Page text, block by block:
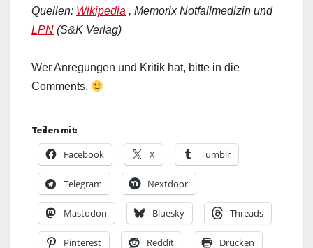
Quellen: Wikipedia , Memorix Notfallmedizin und
LPN (S&K Verlag)
Wer Anregungen und Kritik hat, bitte in die
Comments.
Teilen mit:
Facebook X Tumblr
Telegram Nextdoor
Mastodon Bluesky Threads
Pinterest Reddit Drucken